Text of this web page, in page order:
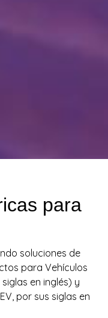
para
soluciones de
para Vehículos
en inglés) y
por sus siglas en